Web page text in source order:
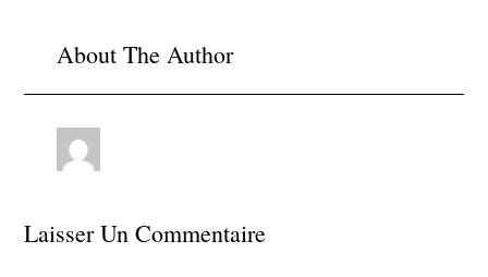
About The Author
Laisser Un Commentaire